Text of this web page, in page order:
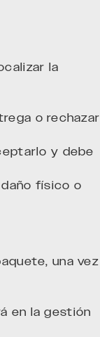
la
o rechazar
y debe
físico o
una vez
en la gestión